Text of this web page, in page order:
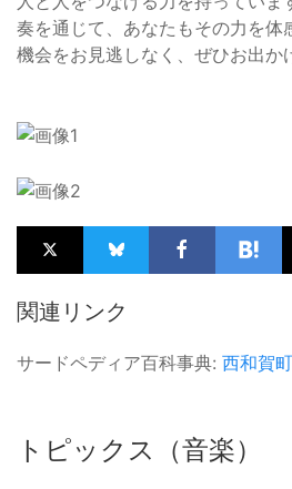
奏を通じて、あなたもその力を体
機会をお見逃しなく、ぜひお出か
関連リンク
サードペディア百科事典: 西和賀町
トピックス（音楽）